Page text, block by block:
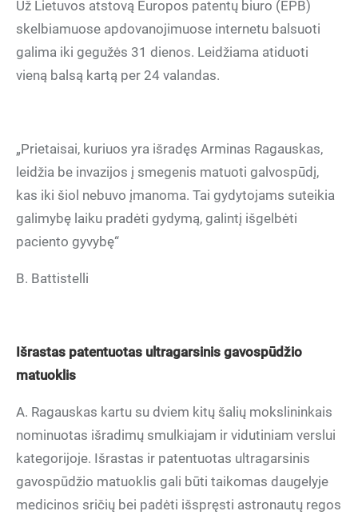
Už Lietuvos atstovą Europos patentų biuro (EPB)
skelbiamuose apdovanojimuose internetu balsuoti
galima iki gegužės 31 dienos. Leidžiama atiduoti
vieną balsą kartą per 24 valandas.
„Prietaisai, kuriuos yra išradęs Arminas Ragauskas,
leidžia be invazijos į smegenis matuoti galvospūdį,
kas iki šiol nebuvo įmanoma. Tai gydytojams suteikia
galimybę laiku pradėti gydymą, galintį išgelbėti
paciento gyvybę“
B. Battistelli
Išrastas patentuotas ultragarsinis gavospūdžio
matuoklis
A. Ragauskas kartu su dviem kitų šalių mokslininkais
nominuotas išradimų smulkiajam ir vidutiniam verslui
kategorijoje. Išrastas ir patentuotas ultragarsinis
gavospūdžio matuoklis gali būti taikomas daugelyje
medicinos sričių bei padėti išspręsti astronautų regos